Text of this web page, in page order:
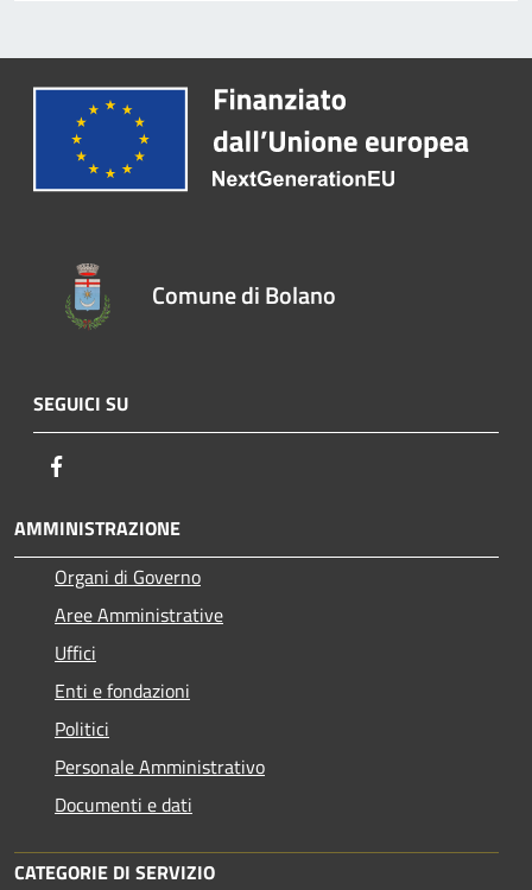
Comune di Bolano
SEGUICI SU
AMMINISTRAZIONE
Organi di Governo
Aree Amministrative
Uffici
Enti e fondazioni
Politici
Personale Amministrativo
Documenti e dati
CATEGORIE DI SERVIZIO